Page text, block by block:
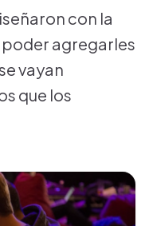
con la
agregarles
vayan
que los